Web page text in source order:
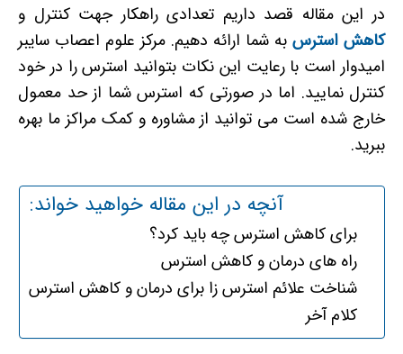
در این مقاله قصد داریم تعدادی راهکار جهت کنترل و
کاهش استرس به شما ارائه دهیم. مرکز علوم اعصاب سایبر
امیدوار است با رعایت این نکات بتوانید استرس را در خود
کنترل نمایید. اما در صورتی که استرس شما از حد معمول
خارج شده است می توانید از مشاوره و کمک مراکز ما بهره
ببرید.
آنچه در این مقاله خواهید خواند:
برای کاهش استرس چه باید کرد؟
راه های درمان و کاهش استرس
شناخت علائم استرس زا برای درمان و کاهش استرس
کلام آخر